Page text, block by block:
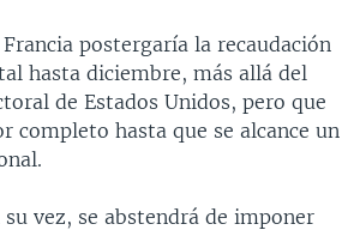
postergaría la recaudación
hasta diciembre, más allá del
de Estados Unidos, pero que
completo hasta que se alcance un
su vez, se abstendrá de imponer